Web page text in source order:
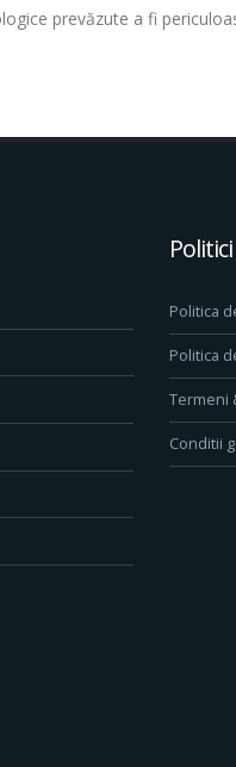
prevăzute a fi
Politica
Politica
Termeni
Conditii